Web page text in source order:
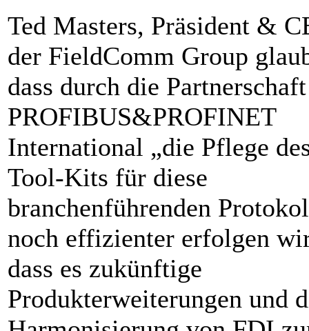
Ted Masters, Präsident &
der FieldComm Group
dass durch die
PROFIBUS&PROFINET
International „die Pflege
Tool-Kits für diese
branchenführenden
noch effizienter erfolgen
dass es zukünftige
Produkterweiterungen und